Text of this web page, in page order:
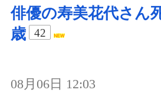
俳優の寿美花代さん
歳
42
08月06日 12:03